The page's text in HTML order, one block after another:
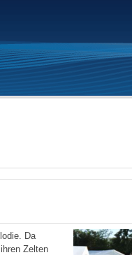
Da
Zelten